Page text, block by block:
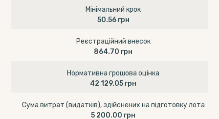
Мінімальний крок
50.56 грн
Реєстраційний внесок
864.70 грн
Нормативна грошова оцінка
42 129.05 грн
Сума витрат (видатків), здійснених на підготовку лота
5 200.00 грн